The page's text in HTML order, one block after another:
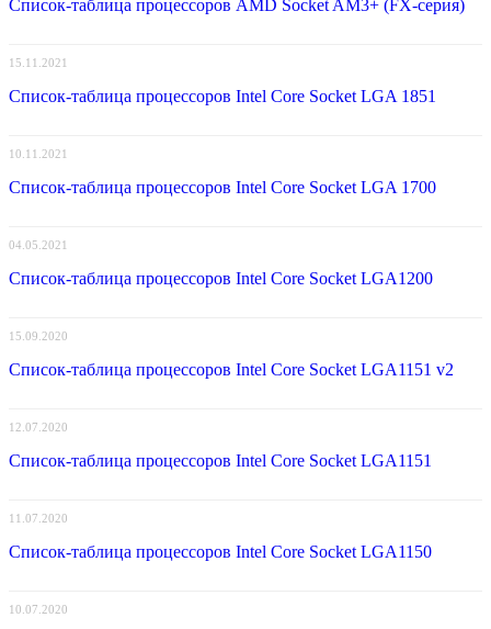
Список-таблица процессоров AMD Socket AM3+ (FX-серия)
15.11.2021
Список-таблица процессоров Intel Core Socket LGA 1851
10.11.2021
Список-таблица процессоров Intel Core Socket LGA 1700
04.05.2021
Список-таблица процессоров Intel Core Socket LGA1200
15.09.2020
Список-таблица процессоров Intel Core Socket LGA1151 v2
12.07.2020
Список-таблица процессоров Intel Core Socket LGA1151
11.07.2020
Список-таблица процессоров Intel Core Socket LGA1150
10.07.2020